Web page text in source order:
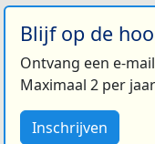
Blijf op de
Ontvang een e-
Maximaal 2 per
Inschrijven